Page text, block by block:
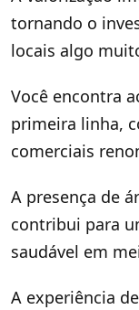
tornando o
locais algo
Você encontra
primeira linha,
comerciais
A presença de
contribui para
saudável em
A experiência